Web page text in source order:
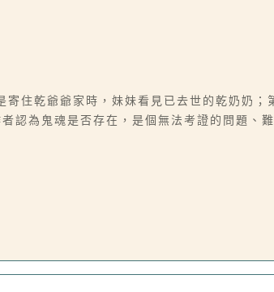
住乾爺爺家時，妹妹看見已去世的乾奶奶
認為鬼魂是否存在，是個無法考證的問題、